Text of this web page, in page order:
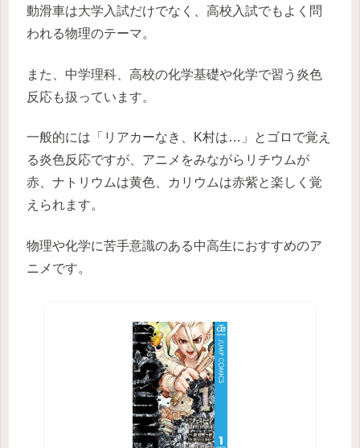
動滑車は大学入試だけでなく、高校入試でもよく問
われる物理のテーマ。
また、中学理科、高校の化学基礎や化学で習う炎色
反応も扱っています。
一般的には「リアカーなき、K村は…」とゴロで覚え
る炎色反応ですが、アニメをみながらリチウムが
赤、ナトリウムは黄色、カリウムは赤紫と楽しく覚
えられます。
物理や化学に苦手意識のある中高生におすすめのア
ニメです。